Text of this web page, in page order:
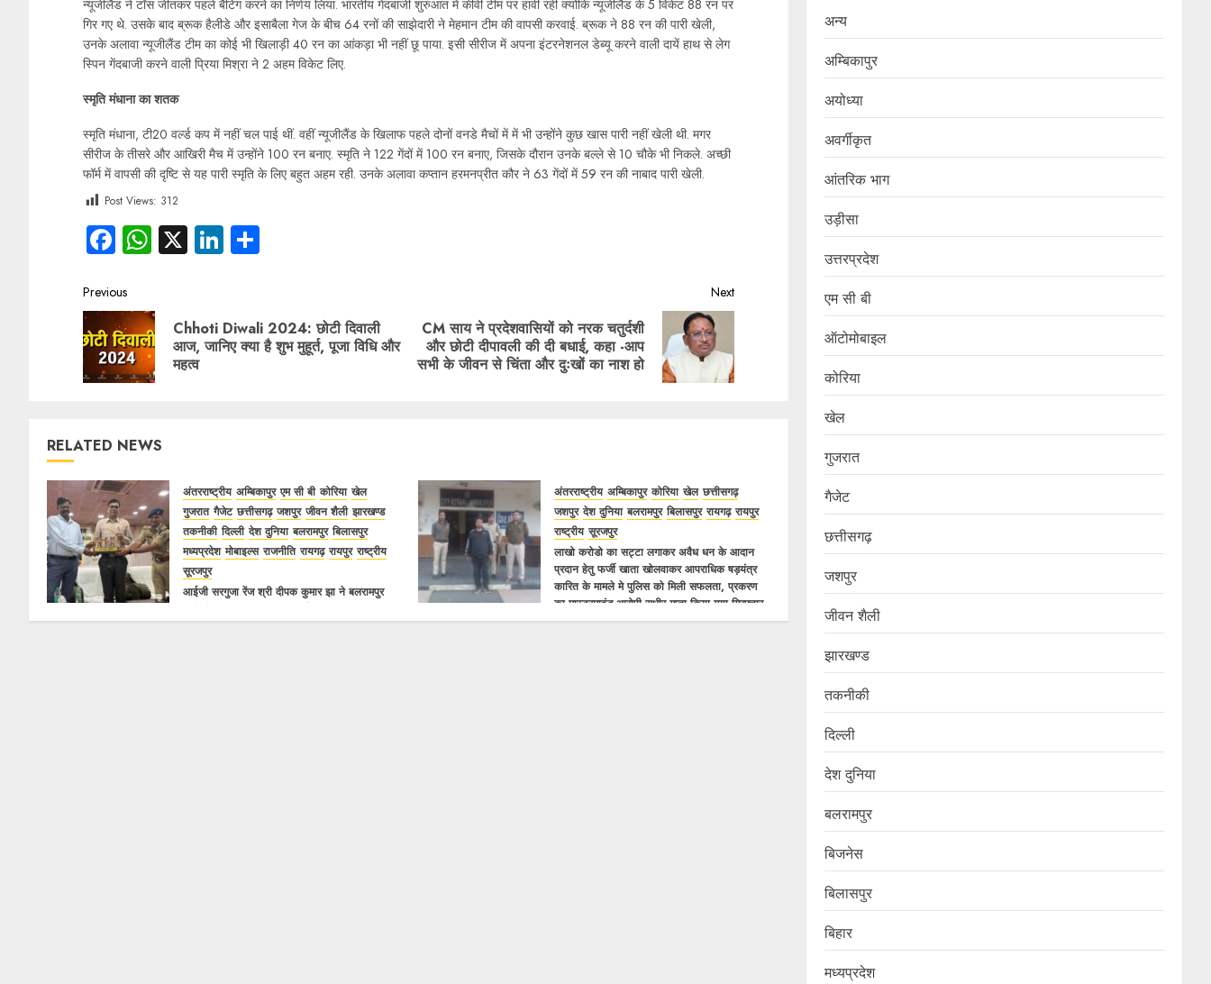
न्यूजीलैंड ने टॉस जीतकर पहले बैटिंग करने का निर्णय लिया. भारतीय गेंदबाजी शुरुआत में कीवी टीम पर हावी रही क्योंकि न्यूजीलैंड के 5 विकेट 88 रन पर
गिर गए थे. उसके बाद ब्रूक हैलीडे और इसाबैला गेज के बीच 64 रनों की साझेदारी ने मेहमान टीम की वापसी करवाई. ब्रूक ने 88 रन की पारी खेली,
उनके अलावा न्यूजीलैंड टीम का कोई भी खिलाड़ी 40 रन का आंकड़ा भी नहीं छू पाया. इसी सीरीज में अपना इंटरनेशनल डेब्यू करने वाली दायें हाथ से लेग
स्पिन गेंदबाजी करने वाली प्रिया मिश्रा ने 2 अहम विकेट लिए.
स्मृति मंधाना का शतक
स्मृति मंधाना, टी20 वर्ल्ड कप में नहीं चल पाई थीं. वहीं न्यूजीलैंड के खिलाफ पहले दोनों वनडे मैचों में में भी उन्होंने कुछ खास पारी नहीं खेली थी. मगर
सीरीज के तीसरे और आखिरी मैच में उन्होंने 100 रन बनाए. स्मृति ने 122 गेंदों में 100 रन बनाए, जिसके दौरान उनके बल्ले से 10 चौके भी निकले. अच्छी
फॉर्म में वापसी की दृष्टि से यह पारी स्मृति के लिए बहुत अहम रही. उनके अलावा कप्तान हरमनप्रीत कौर ने 63 गेंदों में 59 रन की नाबाद पारी खेली.
Post Views: 312
Facebook
WhatsApp
X LinkedIn
Previous
Chhoti Diwali 2024: छोटी दिवाली
आज, जानिए क्या है शुभ मुहूर्त, पूजा विधि और
महत्व
Next
CM साय ने प्रदेशवासियों को नरक चतुर्दशी
और छोटी दीपावली की दी बधाई, कहा -आप
सभी के जीवन से चिंता और दुःखों का नाश हो
RELATED NEWS
अंतरराष्ट्रीय अम्बिकापुर एम सी बी कोरिया खेल
गुजरात गैजेट छत्तीसगढ़ जशपुर जीवन शैली झारखण्ड
तकनीकी दिल्ली देश दुनिया बलरामपुर बिलासपुर
मध्यप्रदेश मोबाइल्स राजनीति रायगढ़ रायपुर राष्ट्रीय
सूरजपुर
आईजी सरगुजा रेंज श्री दीपक कुमार झा ने बलरामपुर
अंतरराष्ट्रीय अम्बिकापुर कोरिया खेल छत्तीसगढ़
जशपुर देश दुनिया बलरामपुर बिलासपुर रायगढ़ रायपुर
राष्ट्रीय सूरजपुर
लाखो करोडो का सट्टा लगाकर अवैध धन के आदान
प्रदान हेतु फर्जी खाता खोलवाकर आपराधिक षड़यंत्र
कारित के मामले मे पुलिस को मिली सफलता, प्रकरण
का मास्टरमाइंड आरोपी सुधीर गुप्ता किया गया गिरफ्तार..
15/01/2025
0
अन्य
अम्बिकापुर
अयोध्या
अवर्गीकृत
आंतरिक भाग
उड़ीसा
उत्तरप्रदेश
एम सी बी
ऑटोमोबाइल
कोरिया
खेल
गुजरात
गैजेट
छत्तीसगढ़
जशपुर
जीवन शैली
झारखण्ड
तकनीकी
दिल्ली
देश दुनिया
बलरामपुर
बिजनेस
बिलासपुर
बिहार
मध्यप्रदेश